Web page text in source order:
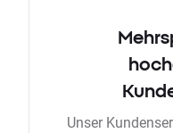
Unser